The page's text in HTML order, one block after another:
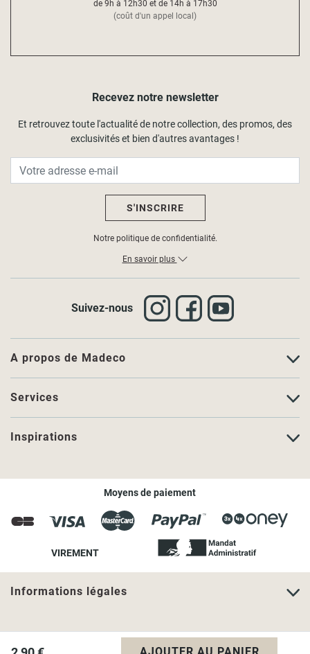
A propos de Madeco
Services
Inspirations
Recevez notre newsletter
Et retrouvez toute l'actualité de notre collection, des promos, des
exclusivités et bien d'autres avantages !
S'INSCRIRE
Notre politique de confidentialité.
En savoir plus
Suivez-nous
de 9h à 12h30 et de 14h à 17h30
(coût d'un appel local)
Moyens de paiement
VIREMENT
Informations légales